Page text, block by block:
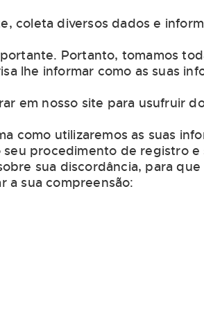
coleta diversos dados e
Portanto, tomamos
lhe informar como as suas
em nosso site para usufruir
como utilizaremos as suas
procedimento de registro e
sua discordância, para que
a sua compreensão: